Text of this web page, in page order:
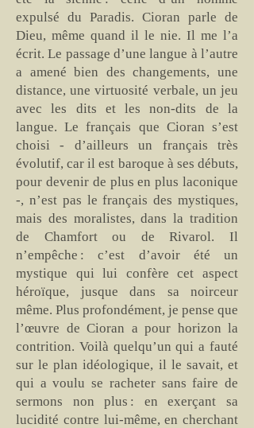
expulsé du Paradis. Cioran parle de
Dieu, même quand il le nie. Il me l’a
écrit. Le passage d’une langue à l’autre
a amené bien des changements, une
distance, une virtuosité verbale, un jeu
avec les dits et les non-dits de la
langue. Le français que Cioran s’est
choisi - d’ailleurs un français très
évolutif, car il est baroque à ses débuts,
pour devenir de plus en plus laconique
-, n’est pas le français des mystiques,
mais des moralistes, dans la tradition
de Chamfort ou de Rivarol. Il
n’empêche : c’est d’avoir été un
mystique qui lui confère cet aspect
héroïque, jusque dans sa noirceur
même. Plus profondément, je pense que
l’œuvre de Cioran a pour horizon la
contrition. Voilà quelqu’un qui a fauté
sur le plan idéologique, il le savait, et
qui a voulu se racheter sans faire de
sermons non plus : en exerçant sa
lucidité contre lui-même, en cherchant